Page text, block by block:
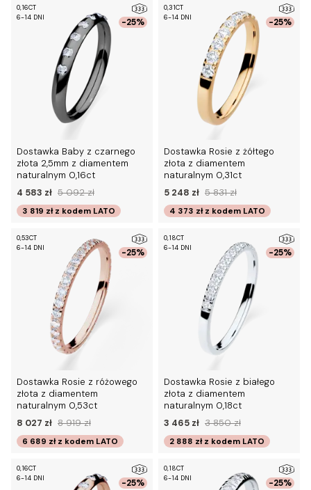
-25%
0,16CT
6-14 DNI
Dostawka Baby z czarnego
złota 2,5mm z diamentem
naturalnym 0,16ct
4 583 zł 5 092 zł
3 819 zł z kodem LATO
-25%
0,31CT
6-14 DNI
Dostawka Rosie z żółtego
złota z diamentem
naturalnym 0,31ct
5 248 zł 5 831 zł
4 373 zł z kodem LATO
-25%
0,53CT
6-14 DNI
Dostawka Rosie z różowego
złota z diamentem
naturalnym 0,53ct
8 027 zł 8 919 zł
6 689 zł z kodem LATO
-25%
0,18CT
6-14 DNI
Dostawka Rosie z białego
złota z diamentem
naturalnym 0,18ct
3 465 zł 3 850 zł
2 888 zł z kodem LATO
-25%
0,16CT
6-14 DNI
-25%
0,18CT
6-14 DNI